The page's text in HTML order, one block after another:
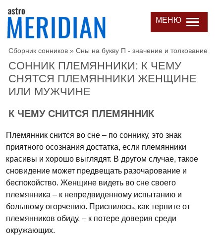
МЕНЮ
Сборник сонников » Сны на букву П - значение и толкование
СОННИК ПЛЕМЯННИКИ: К ЧЕМУ
СНЯТСЯ ПЛЕМЯННИКИ ЖЕНЩИНЕ
ИЛИ МУЖЧИНЕ
К ЧЕМУ СНИТСЯ ПЛЕМЯННИК
Племянник снится во сне – по соннику, это знак
приятного осознания достатка, если племянники
красивы и хорошо выглядят. В другом случае, такое
сновидение может предвещать разочарование и
беспокойство. Женщине видеть во сне своего
племянника – к непредвиденному испытанию и
большому огорчению. Приснилось, как терпите от
племянников обиду, – к потере доверия среди
окружающих.